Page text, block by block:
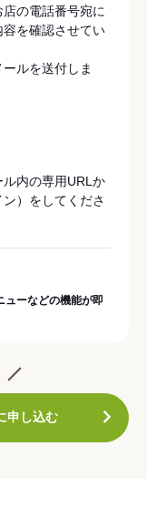
の電話番号宛に
を確認させてい
ルを送付しま
内の専用URLか
）をしてくださ
ューなどの機能が即
申し込む